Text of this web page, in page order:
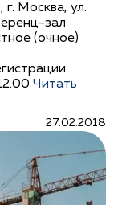
Москва, ул.
зал
(очное)
Читать
27.02.2018